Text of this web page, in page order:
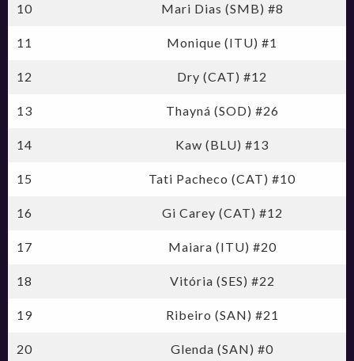
10 Mari Dias (SMB) #8
11 Monique (ITU) #1
12 Dry (CAT) #12
13 Thayná (SOD) #26
14 Kaw (BLU) #13
15 Tati Pacheco (CAT) #10
16 Gi Carey (CAT) #12
17 Maiara (ITU) #20
18 Vitória (SES) #22
19 Ribeiro (SAN) #21
20 Glenda (SAN) #0